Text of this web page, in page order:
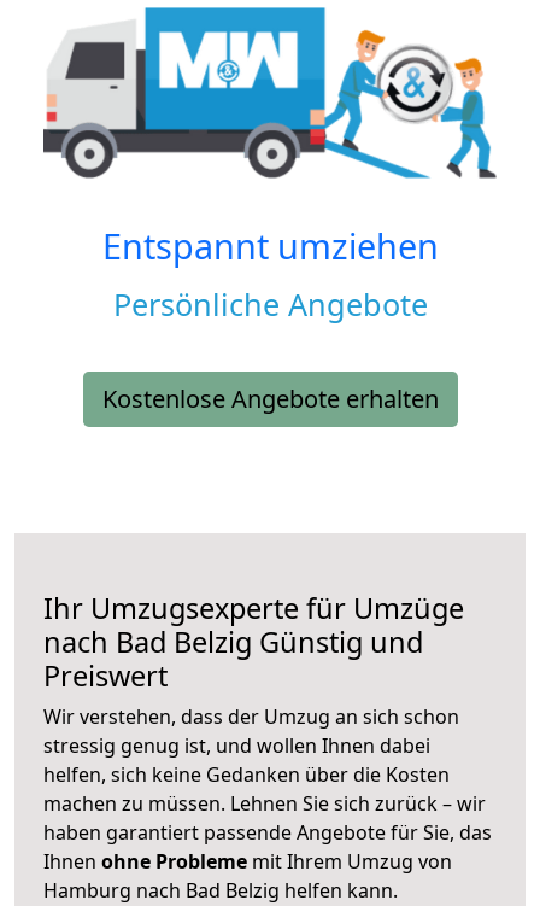
Entspannt umziehen
Persönliche Angebote
Kostenlose Angebote erhalten
Ihr Umzugsexperte für Umzüge
nach Bad Belzig Günstig und
Preiswert
Wir verstehen, dass der Umzug an sich schon
stressig genug ist, und wollen Ihnen dabei
helfen, sich keine Gedanken über die Kosten
machen zu müssen. Lehnen Sie sich zurück – wir
haben garantiert passende Angebote für Sie, das
Ihnen ohne Probleme mit Ihrem Umzug von
Hamburg nach Bad Belzig helfen kann.